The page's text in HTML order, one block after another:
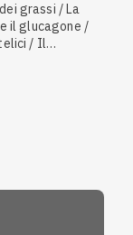
grassi / La
il glucagone /
/ Il